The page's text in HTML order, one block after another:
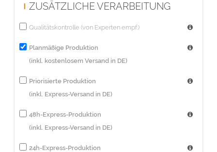
ZUSÄTZLICHE VERARBEITUNG
Qualitätskontrolle (von Experten empf.)
Planmäßige Produktion
(inkl. kostenlosem Versand in DE)
Priorisierte Produktion
(inkl. Express-Versand in DE)
48h-Express-Produktion
(inkl. Express-Versand in DE)
24h-Express-Produktion